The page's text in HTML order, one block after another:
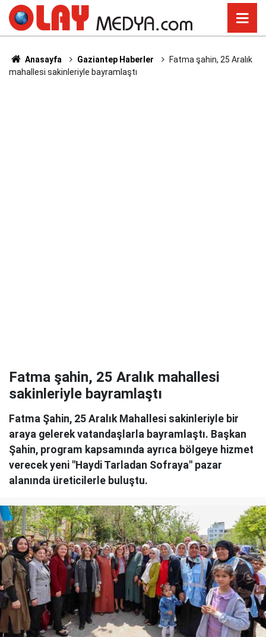
Anasayfa Gaziantep Haberler
Fatma şahin, 25 Aralık
mahallesi sakinleriyle bayramlaştı
Fatma şahin, 25 Aralık mahallesi
sakinleriyle bayramlaştı
Fatma Şahin, 25 Aralık Mahallesi sakinleriyle bir
araya gelerek vatandaşlarla bayramlaştı. Başkan
Şahin, program kapsamında ayrıca bölgeye hizmet
verecek yeni "Haydi Tarladan Sofraya" pazar
alanında üreticilerle buluştu.